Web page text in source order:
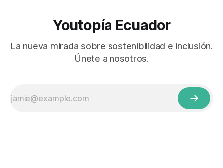
Youtopía Ecuador
La nueva mirada sobre sostenibilidad e inclusión.
Únete a nosotros.